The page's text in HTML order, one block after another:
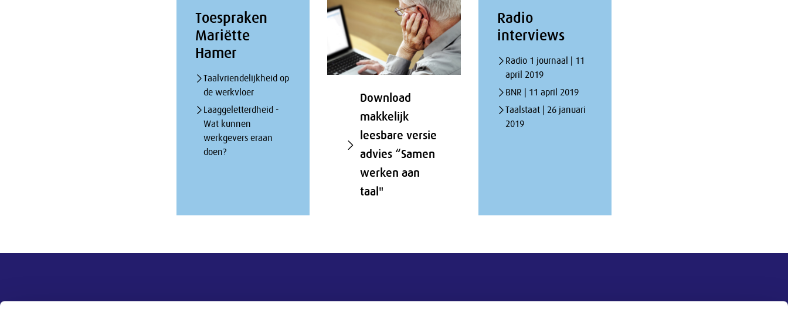
Toespraken
Mariëtte
Hamer
Taalvriendelijkheid op
de werkvloer
Laaggeletterdheid -
Wat kunnen
werkgevers eraan
doen?
Download
makkelijk
leesbare versie
advies “Samen
werken aan
taal"
Radio
interviews
Radio 1 journaal | 11
april 2019
BNR | 11 april 2019
Taalstaat | 26 januari
2019